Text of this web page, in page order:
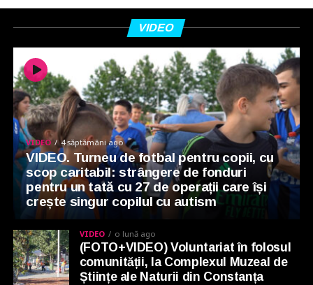
VIDEO
VIDEO 4 săptămâni ago
VIDEO. Turneu de fotbal pentru copii, cu
scop caritabil: strângere de fonduri
pentru un tată cu 27 de operații care își
crește singur copilul cu autism
VIDEO o lună ago
(FOTO+VIDEO) Voluntariat în folosul
comunității, la Complexul Muzeal de
Științe ale Naturii din Constanța